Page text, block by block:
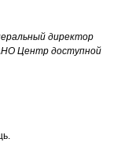
директор
Центр доступной